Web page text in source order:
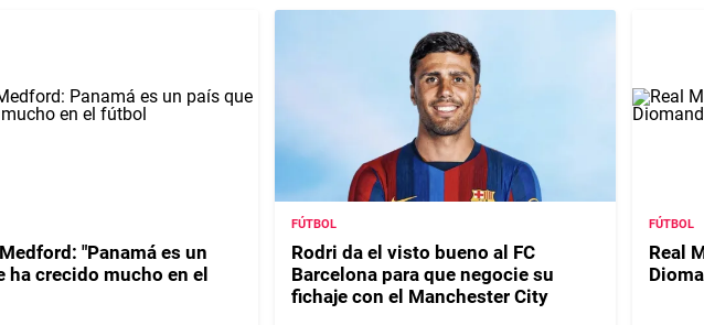
"Panamá es un
ha crecido mucho en el
FÚTBOL
Rodri da el visto bueno al FC
Barcelona para que negocie su
fichaje con el Manchester City
FÚTBOL
Real